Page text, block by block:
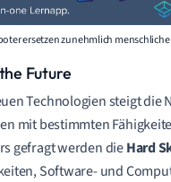
ersetzen zunehmlich
Future
Technologien steigt die
mit bestimmten
gefragt werden dieHard
Software- und